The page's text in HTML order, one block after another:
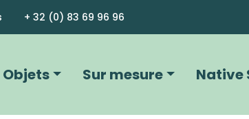
Aller au contenu principal
+ 32 (0) 83 69 96 96
principale
Objets Sur mesure Native